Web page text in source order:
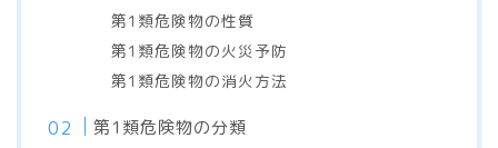
第1類危険物の性質
第1類危険物の火災予防
第1類危険物の消火方法
第1類危険物の分類